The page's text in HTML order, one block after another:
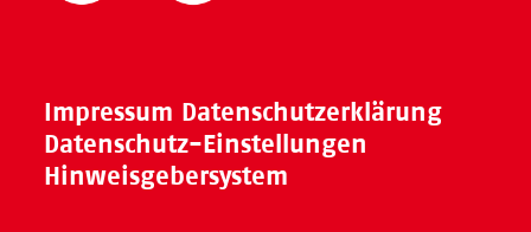
Impressum Datenschutzerklärung
Datenschutz-Einstellungen
Hinweisgebersystem